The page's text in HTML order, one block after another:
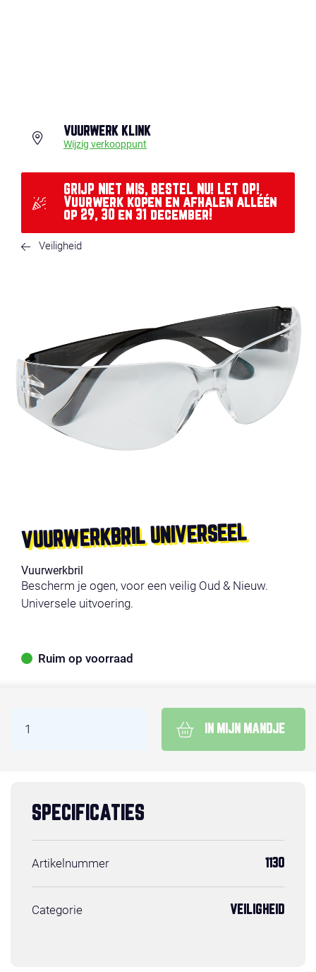
VUURWERK KLINK
Wijzig verkooppunt
GRIJP NIET MIS, BESTEL NU! LET OP!
Vuurwerk kopen en afhalen alléén
op 29, 30 en 31 december!
Veiligheid
VUURWERKBRIL UNIVERSEEL
Vuurwerkbril
Bescherm je ogen, voor een veilig Oud & Nieuw.
Universele uitvoering.
Ruim op voorraad
IN MIJN MANDJE
SPECIFICATIES
Artikelnummer 1130
Categorie VEILIGHEID